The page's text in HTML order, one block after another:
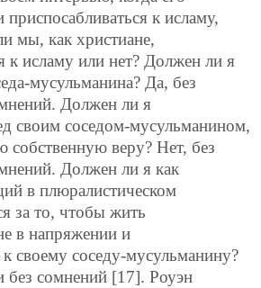
приспосабливаться к исламу,
мы, как христиане,
к исламу или нет? Должен ли я
мусульманина? Да, без
Должен ли я
своим соседом-мусульманином,
собственную веру? Нет, без
Должен ли я как
в плюралистическом
за то, чтобы жить
в напряжении и
своему соседу-мусульманину?
без сомнений [17]. Роуэн